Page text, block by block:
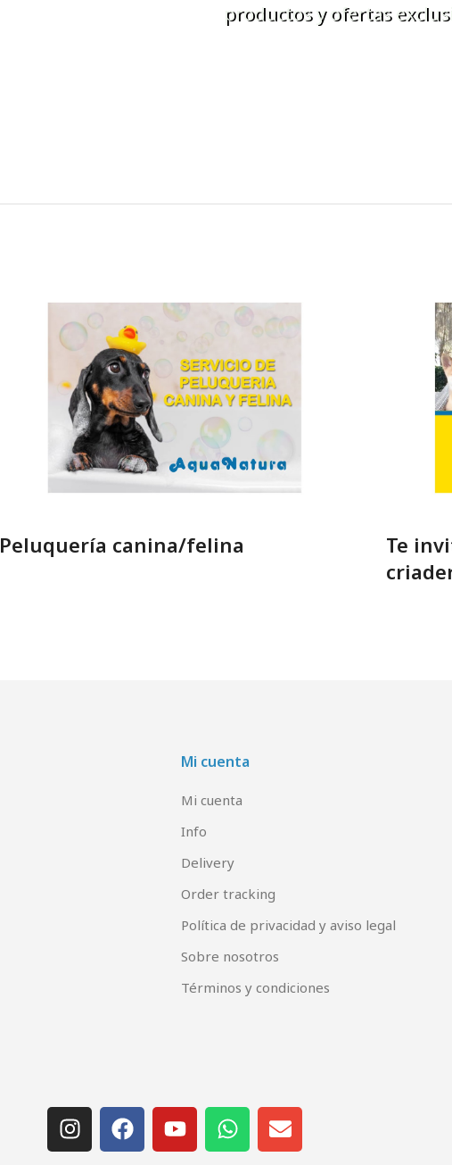
productos y ofertas
Peluquería canina/felina
Te
Mi cuenta
Mi cuenta
Info
Delivery
Order tracking
Política de privacidad y aviso legal
Sobre nosotros
Términos y condiciones